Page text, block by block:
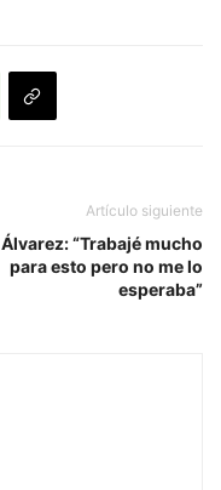
Artículo siguiente
Álvarez: “Trabajé mucho
para esto pero no me lo
esperaba”